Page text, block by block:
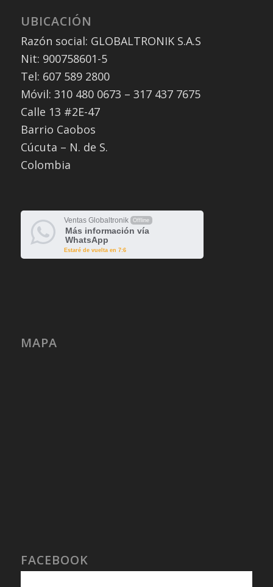
UBICACIÓN
Razón social: GLOBALTRONIK S.A.S
Nit: 900758601-5
Tel: 607 589 2800
Móvil: 310 480 0673 – 317 437 7675
Calle 13 #2E-47
Barrio Caobos
Cúcuta – N. de S.
Colombia
Ventas Globaltronik Offline
Más información vía
WhatsApp
Estaré de vuelta en 7:6
MAPA
FACEBOOK